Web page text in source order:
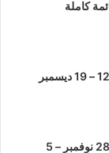
نشرة أخبار الأنمي الأسبوعية (12 – 19 ديسمبر
نشرة أخبار الأنمي الأسبوعية (28 نوفمبر – 5